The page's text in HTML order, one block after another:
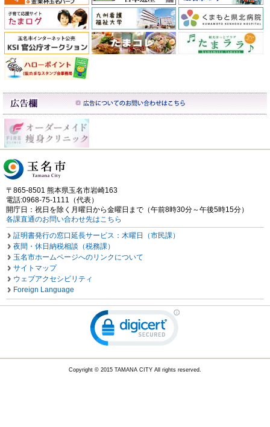
〒865-8501 熊本県玉名市岩崎163
電話:0968-75-1111（代表）
開庁日：祝日を除く月曜日から金曜日まで（午前8時30分～午後5時15分）
各課直通のお問い合わせ先はこちら
証明書発行の窓口延長サービス：木曜日（市民課）
夜間・休日納税相談（税務課）
玉名市ホームページへのリンクについて
サイトマップ
ウェブアクセシビリティ
Foreign Language
Copyright © 2015 TAMANA CITY All rights reserved.